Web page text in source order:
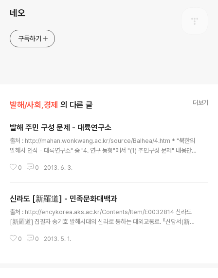
네오
구독하기
발해/사회,경제 의 다른 글 더보기
발해 주민 구성 문제 - 대륙연구소
출처 : http://mahan.wonkwang.ac.kr/source/Balhea/4.htm * "북한의
발해사 인식 - 대륙연구소" 중 "4. 연구 동향"에서 "(1) 주민구성 문제" 내용만
제 중의 하나는 발해가 고구려를 계승한 국가이었는가 그렇지 않은 말갈인들의
는 것도 그들이 주민구성 문제에 얼마나 관심을 갖고 있는가를 보여주는 좋은
실례라 할 수 없다. 발해의 주민구성에 대한 일반적인 견해는 시라토리[白鳥庫
吉]가 지배층의 고구려유민설을 언급한 이래 믿어지고 있는 지배..
0 0 2013. 6. 3.
신라도 [新羅道] - 민족문화대백과
출처 : http://encykorea.aks.ac.kr/Contents/Item/E0032814 신라도
[新羅道] 집필자 송기호 발해시대의 신라로 통하는 대외교통로. 『신당서(新唐
하고 있다. 그 중에 남경남해부(南京南海府)는 신라로 가는 길이라고 기록되
0 0 2013. 5. 1.